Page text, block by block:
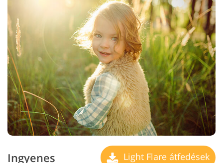
Ingyenes Light Flare átfedések